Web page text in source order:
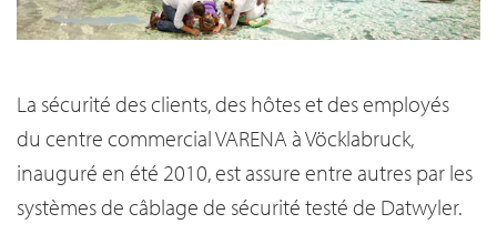
La sécurité des clients, des hôtes et des employés
du centre commercial VARENA à Vöcklabruck,
inauguré en été 2010, est assure entre autres par les
systèmes de câblage de sécurité testé de Datwyler.